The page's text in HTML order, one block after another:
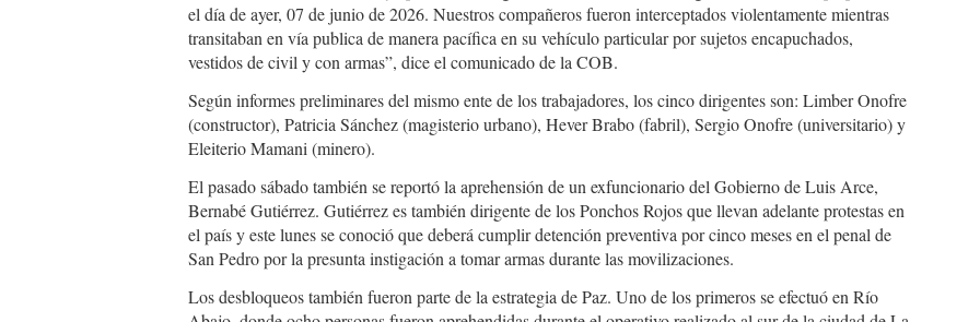
el día de ayer, 07 de junio de 2026. Nuestros compañeros fueron interceptados violentamente mientras
transitaban en vía publica de manera pacífica en su vehículo particular por sujetos encapuchados,
vestidos de civil y con armas”, dice el comunicado de la COB.
Según informes preliminares del mismo ente de los trabajadores, los cinco dirigentes son: Limber Onofre
(constructor), Patricia Sánchez (magisterio urbano), Hever Brabo (fabril), Sergio Onofre (universitario) y
Eleiterio Mamani (minero).
El pasado sábado también se reportó la aprehensión de un exfuncionario del Gobierno de Luis Arce,
Bernabé Gutiérrez. Gutiérrez es también dirigente de los Ponchos Rojos que llevan adelante protestas en
el país y este lunes se conoció que deberá cumplir detención preventiva por cinco meses en el penal de
San Pedro por la presunta instigación a tomar armas durante las movilizaciones.
Los desbloqueos también fueron parte de la estrategia de Paz. Uno de los primeros se efectuó en Río